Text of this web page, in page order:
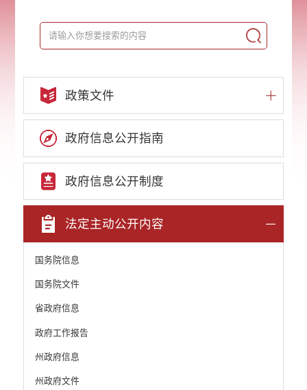
政策文件
政府信息公开指南
政府信息公开制度
法定主动公开内容
国务院信息
国务院文件
省政府信息
政府工作报告
州政府信息
州政府文件